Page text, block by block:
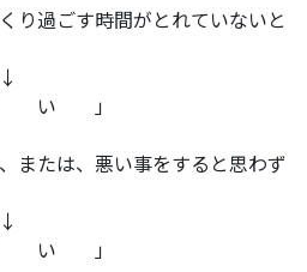
り過ごす時間がとれていないと
」
または、悪い事をすると思わず
」